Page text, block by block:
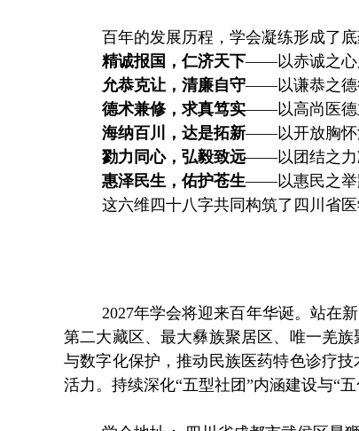
百年的发展历程，学会凝练形成了
精诚报国，仁济天下——以赤诚之心
允恭克让，清廉自守——以谦恭之德
德术兼修，求真笃实——以高尚医德
海纳百川，达是拓新——以开放胸怀
勠力同心，弘毅致远——以团结之力
惠泽民生，佑护苍生——以惠民之举
这六维四十八字共同构筑了四川省
2027年学会将迎来百年华诞。站在
第二大藏区、最大彝族聚居区、唯一羌
与数字化保护，推动民族医药特色诊疗
活力。持续深化“五型社团”内涵建设与“